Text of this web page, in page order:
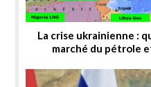
La crise ukrainienne :
marché du pétrole